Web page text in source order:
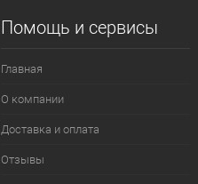
Помощь и сервисы
Главная
О компании
Доставка и оплата
Отзывы